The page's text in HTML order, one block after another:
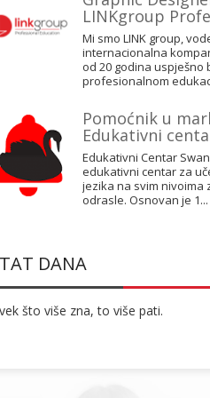
LINKgroup
Mi smo LINK group,
internacionalna
od 20 godina uspješno
profesionalnom
Pomoćnik u
Edukativni
Edukativni Centar
edukativni centar za
jezika na svim nivoima
odrasle. Osnovan je 1...
DANA
što više zna, to više pati.